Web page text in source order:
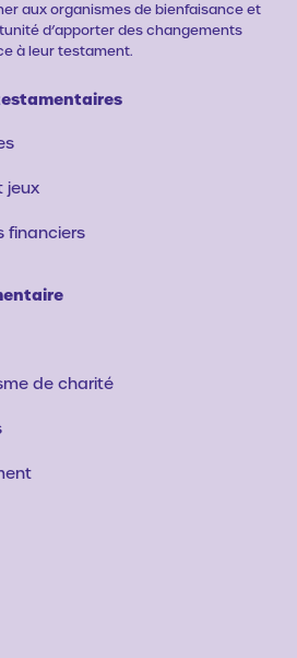
aux organismes de bienfaisance et
d’apporter des changements
à leur testament.
jeux
financiers
de charité